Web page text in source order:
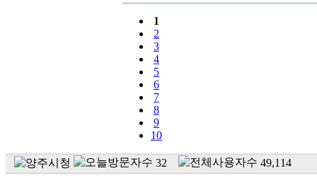
1
2
3
4
5
6
7
8
9
10
32 49,114